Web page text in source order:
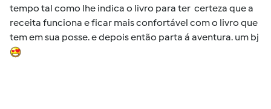
tempo tal como lhe indica o livro para ter certeza que a
receita funciona e ficar mais confortável com o livro que
tem em sua posse. e depois então parta á aventura. um bj